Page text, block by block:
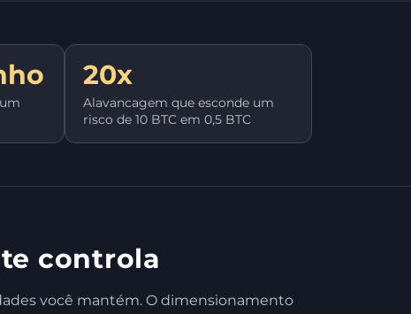
20x
Alavancagem que esconde um
risco de 10 BTC em 0,5 BTC
controla
você mantém. O dimensionamento